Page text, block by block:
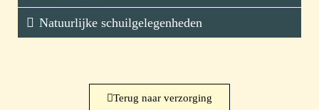
Natuurlijke schuilgelegenheden
Terug naar verzorging